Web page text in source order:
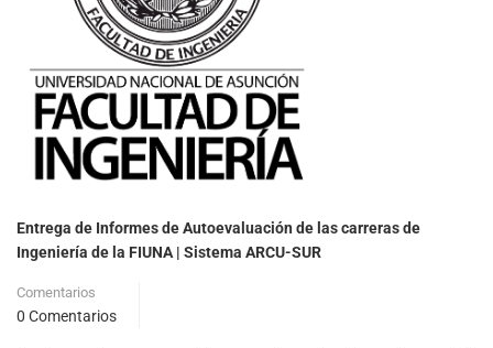
Entrega de Informes de Autoevaluación de las carreras de
Ingeniería de la FIUNA | Sistema ARCU-SUR
Comentarios
0 Comentarios